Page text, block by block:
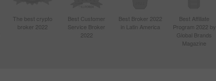
The best crypto
broker 2022
Best Customer
Service Broker
2022
Best Broker 2022
in Latin America
Best Affiliate
Program 2022 by
Global Brands
Magazine